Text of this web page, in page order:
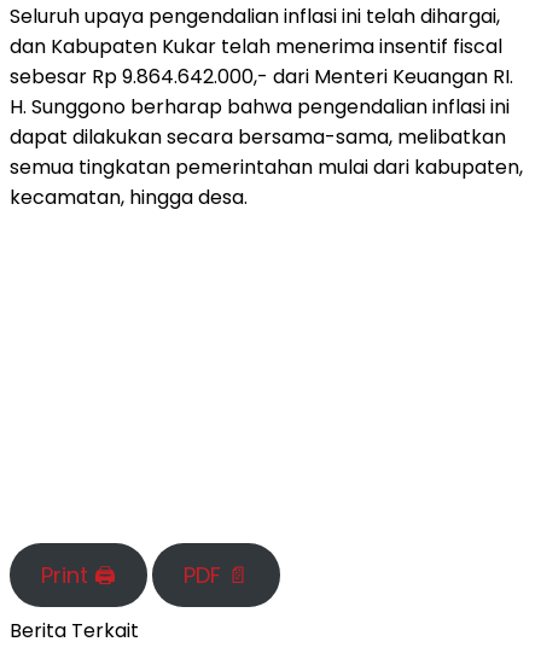
Seluruh upaya pengendalian inflasi ini telah dihargai,
dan Kabupaten Kukar telah menerima insentif fiscal
sebesar Rp 9.864.642.000,- dari Menteri Keuangan RI.
H. Sunggono berharap bahwa pengendalian inflasi ini
dapat dilakukan secara bersama-sama, melibatkan
semua tingkatan pemerintahan mulai dari kabupaten,
kecamatan, hingga desa.
Print 🖨 PDF 📄
Berita Terkait